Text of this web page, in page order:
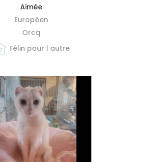
MIEUX ME CONNAÎTRE
Aimée
Européen
Orcq
Félin pour l autre